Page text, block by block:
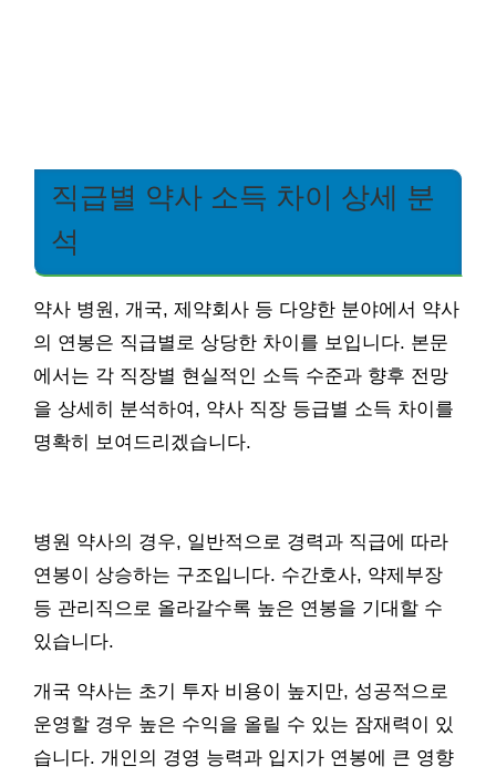
직급별 약사 소득 차이 상세 분
석
약사 병원, 개국, 제약회사 등 다양한 분야에서 약사
의 연봉은 직급별로 상당한 차이를 보입니다. 본문
에서는 각 직장별 현실적인 소득 수준과 향후 전망
을 상세히 분석하여, 약사 직장 등급별 소득 차이를
명확히 보여드리겠습니다.
병원 약사의 경우, 일반적으로 경력과 직급에 따라
연봉이 상승하는 구조입니다. 수간호사, 약제부장
등 관리직으로 올라갈수록 높은 연봉을 기대할 수
있습니다.
개국 약사는 초기 투자 비용이 높지만, 성공적으로
운영할 경우 높은 수익을 올릴 수 있는 잠재력이 있
습니다. 개인의 경영 능력과 입지가 연봉에 큰 영향